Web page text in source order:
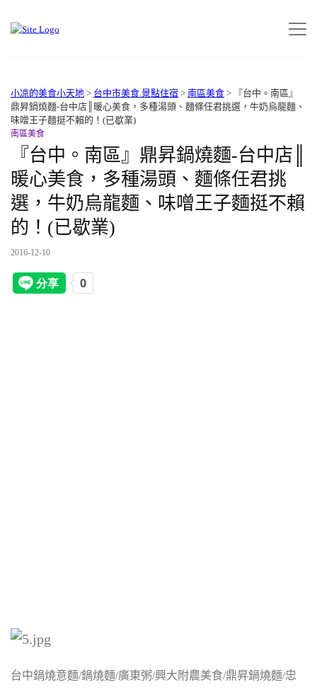
小凉的美食小天地 > 台中市美食.景點住宿 > 南區美食 >
『台中。南區』
鼎昇鍋燒麵-台中店║暖心美食，多種湯頭、麵條任君挑選，牛奶烏龍麵、
味噌王子麵挺不賴的！(已歇業)
南區美食
『台中。南區』鼎昇鍋燒麵-台中店║
暖心美食，多種湯頭、麵條任君挑
選，牛奶烏龍麵、味噌王子麵挺不賴
的！(已歇業)
2016-12-10
台中鍋燒意麵/鍋燒麵/廣東粥/興大附農美食/鼎昇鍋燒麵/忠